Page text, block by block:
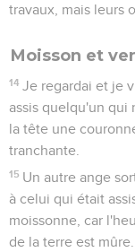
travaux, mais leurs
Moisson et
14 Je regardai et je
assis quelqu'un qui
la tête une
tranchante.
15 Un autre ange
à celui qui était
moissonne, car
de la terre est mûre.